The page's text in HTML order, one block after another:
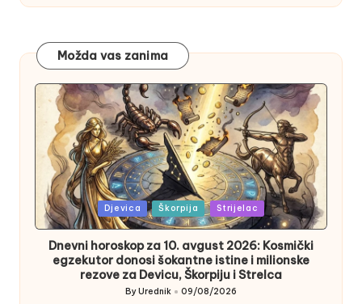
Možda vas zanima
Posted
in
Djevica Škorpija Strijelac
Dnevni horoskop za 10. avgust 2026: Kosmički
egzekutor donosi šokantne istine i milionske
rezove za Devicu, Škorpiju i Strelca
Posted
ByUrednik 09/08/2026